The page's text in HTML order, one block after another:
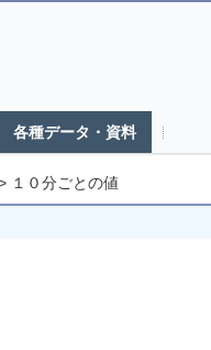
各種データ・資料
１０分ごとの値